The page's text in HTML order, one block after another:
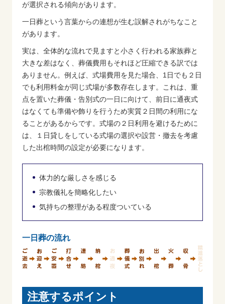
が選択される傾向があります。
一日葬という言葉からの連想が生む誤解されがちなこと
があります。
実は、全体的な流れで見ますと小さく行われる家族葬と
大きな差はなく、葬儀費用もそれほど圧縮できる訳では
ありません。例えば、式場費用を見た場合、1日でも２日
でも利用料金が同じ式場が多数存在します。これは、重
点を置いた葬儀・告別式の一日に向けて、前日に通夜式
はなくても準備や飾りを行うため実質２日間の利用にな
ることがあるからです。式場の２日利用を避けるために
は、１日貸しをしている式場の選択や設営・撤去を考慮
した出棺時間の設定が必要になります。
体力的な厳しさを感じる
宗教儀礼を簡略化したい
気持ちの整理がある程度ついている
一日葬の流れ
注意するポイント